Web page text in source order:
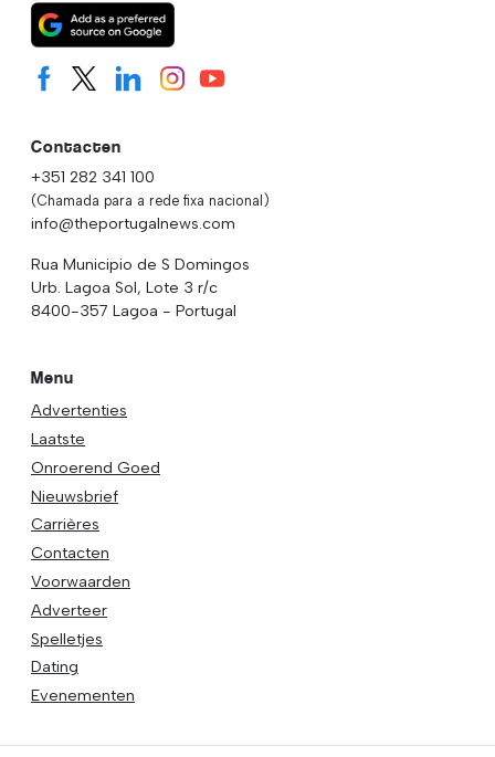
Contacten
+351 282 341 100
(Chamada para a rede fixa nacional)
info@theportugalnews.com
Rua Municipio de S Domingos
Urb. Lagoa Sol, Lote 3 r/c
8400-357 Lagoa - Portugal
Menu
Advertenties
Laatste
Onroerend Goed
Nieuwsbrief
Carrières
Contacten
Voorwaarden
Adverteer
Spelletjes
Dating
Evenementen